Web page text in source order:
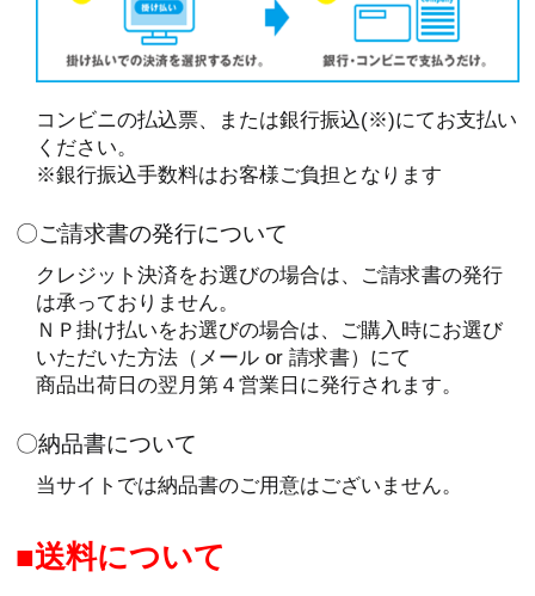
コンビニの払込票、または銀行振込(※)にてお支払い
ください。
※銀行振込手数料はお客様ご負担となります
〇ご請求書の発行について
クレジット決済をお選びの場合は、ご請求書の発行
は承っておりません。
ＮＰ掛け払いをお選びの場合は、ご購入時にお選び
いただいた方法（メール or 請求書）にて
商品出荷日の翌月第４営業日に発行されます。
〇納品書について
当サイトでは納品書のご用意はございません。
送料について